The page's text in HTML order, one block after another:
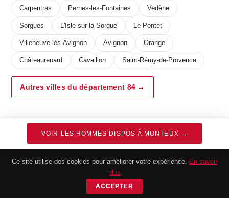
Carpentras Pernes-les-Fontaines Vedène
Sorgues L'Isle-sur-la-Sorgue Le Pontet
Villeneuve-lès-Avignon Avignon Orange
Châteaurenard Cavaillon Saint-Rémy-de-Provence
Autres villes du département 84 →
Mentions légales·Confidentialité
VOIR LES HOMMES DISPOS À MONTEUX →
Ce site utilise des cookies pour améliorer votre expérience. En savoir
plus
ACCEPTER